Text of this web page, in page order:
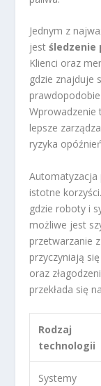
Jednym z
jestśledzenie
Klienci oraz
gdzie znajduje
lepsze
ryzyka
Automatyzacja
istotne
gdzie roboty i
możliwe jest
przetwarzanie
przyczyniają
oraz
przekłada się
Rodzaj
technologii
Systemy